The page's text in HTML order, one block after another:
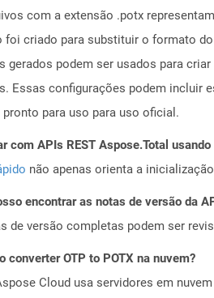
com a extensão .potx
foi criado para substituir o formato
gerados podem ser usados ​​para
Essas configurações podem incluir
para uso para uso oficial.
com APIs REST Aspose.Total
não apenas orienta a
encontrar as notas de versão da
de versão completas podem ser
converter OTP to POTX na nuvem?
Cloud usa servidores em